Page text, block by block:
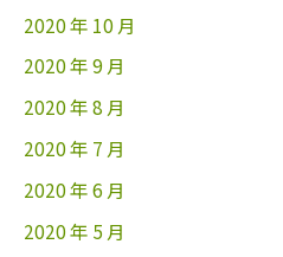
2020 年 10 月
2020 年 9 月
2020 年 8 月
2020 年 7 月
2020 年 6 月
2020 年 5 月